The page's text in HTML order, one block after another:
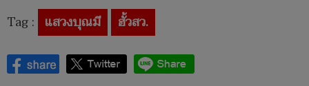
Tag : แสวงบุณมี ฮั้วสว.